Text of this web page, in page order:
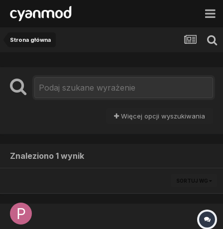
Strona główna
Więcej opcji wyszukiwania
Znaleziono 1 wynik
SORTUJ WG